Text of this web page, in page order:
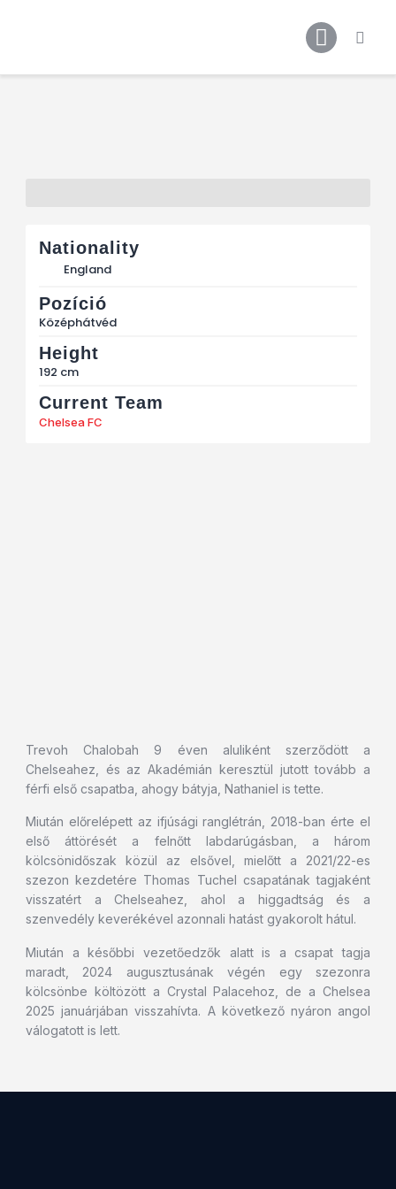
Nationality
England
Pozíció
Középhátvéd
Height
192 cm
Current Team
Chelsea FC
Trevoh Chalobah 9 éven aluliként szerződött a
Chelseahez, és az Akadémián keresztül jutott tovább a
férfi első csapatba, ahogy bátyja, Nathaniel is tette.
Miután előrelépett az ifjúsági ranglétrán, 2018-ban érte el
első áttörését a felnőtt labdarúgásban, a három
kölcsönidőszak közül az elsővel, mielőtt a 2021/22-es
szezon kezdetére Thomas Tuchel csapatának tagjaként
visszatért a Chelseahez, ahol a higgadtság és a
szenvedély keverékével azonnali hatást gyakorolt hátul.
Miután a későbbi vezetőedzők alatt is a csapat tagja
maradt, 2024 augusztusának végén egy szezonra
kölcsönbe költözött a Crystal Palacehoz, de a Chelsea
2025 januárjában visszahívta. A következő nyáron angol
válogatott is lett.